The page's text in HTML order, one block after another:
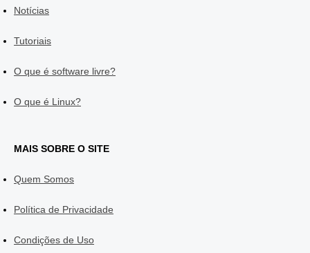
Notícias
Tutoriais
O que é software livre?
O que é Linux?
MAIS SOBRE O SITE
Quem Somos
Política de Privacidade
Condições de Uso